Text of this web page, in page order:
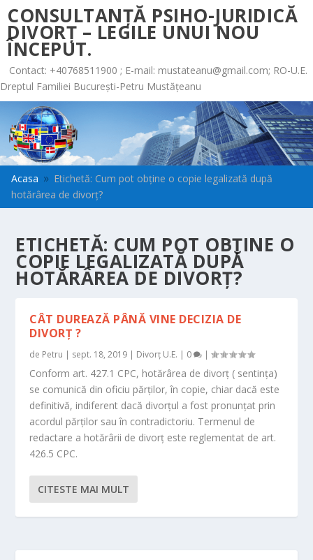
CONSULTANȚĂ PSIHO-JURIDICĂ
DIVORȚ – LEGILE UNUI NOU
ÎNCEPUT.
Contact: +40768511900 ; E-mail: mustateanu@gmail.com; RO-U.E.
Dreptul Familiei București-Petru Mustățeanu
Acasa 9 Etichetă: Cum pot obține o copie legalizată după
hotărârea de divorț?
ETICHETĂ: CUM POT OBȚINE O
COPIE LEGALIZATĂ DUPĂ
HOTĂRÂREA DE DIVORȚ?
CÂT DUREAZĂ PÂNĂ VINE DECIZIA DE
DIVORȚ ?
de Petru | sept. 18, 2019 | Divorț U.E. | 0 |
Conform art. 427.1 CPC, hotărârea de divorț ( sentința)
se comunică din oficiu părților, în copie, chiar dacă este
definitivă, indiferent dacă divorțul a fost pronunțat prin
acordul părților sau în contradictoriu. Termenul de
redactare a hotărârii de divorț este reglementat de art.
426.5 CPC.
CITESTE MAI MULT